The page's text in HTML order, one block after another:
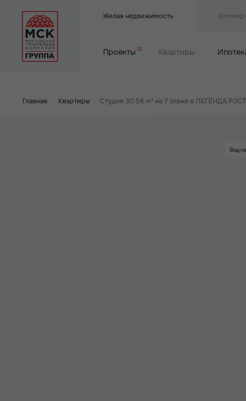
Жилая недвижимость
Проекты 15 Квартиры
Главная Квартиры Студия 30.56 м² на 7 этаже в ЛЕГЕНДА
Вид